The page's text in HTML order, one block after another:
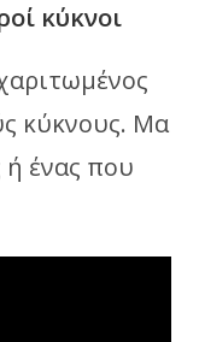
κύκνοι
κύκνους. Μα
ή ένας που